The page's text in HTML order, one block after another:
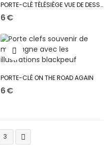
PORTE-CLÉ TÉLÉSIÈGE VUE DE DESSOUS
6 €
PORTE-CLÉ ON THE ROAD AGAIN
6 €
3 